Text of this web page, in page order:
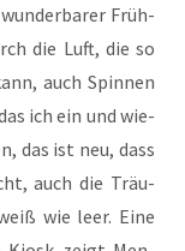
wun­der­ba­rer Früh­
die Luft, die so
auch Spin­nen
ich ein und wie­
das ist neu, dass
auch die Träu­
wie leer. Eine